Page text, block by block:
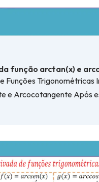
função arctan(x) e
Funções Trigonométricas
e Arcocotangente Após